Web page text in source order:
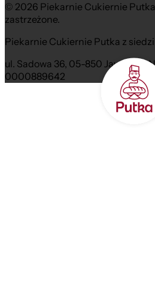
© 2026 Piekarnie Cukiernie
zastrzeżone.
Piekarnie Cukiernie Putka z
ul. Sadowa 36, 05-850 Jawczyce
0000889642